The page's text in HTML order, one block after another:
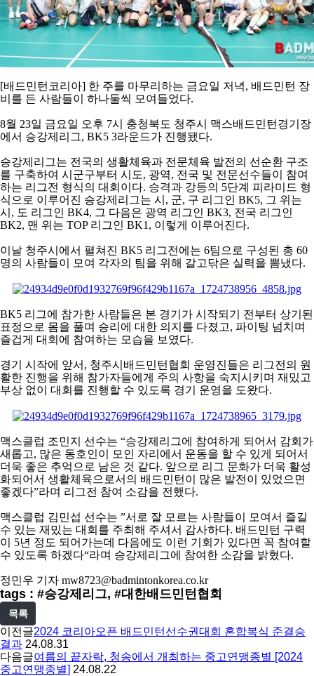
[배드민턴코리아] 한 주를 마무리하는 금요일 저녁, 배드민턴 장
비를 든 사람들이 하나둘씩 모여들었다.
8월 23일 금요일 오후 7시 충청북도 청주시 맥스배드민턴경기장
에서 승강제리그, BK5 3라운드가 진행됐다.
승강제리그는 전국의 생활체육과 전문체육 발전의 선순환 구조
를 구축하여 시군구부터 시도, 광역, 전국 및 전문선수들이 참여
하는 리그전 형식의 대회이다. 승격과 강등의 5단계 피라미드 형
식으로 이루어진 승강제리그는 시 , 군, 구 리그인 BK5, 그 위는
시 , 도 리그인 BK4, 그 다음은 광역 리그인 BK3, 전국 리그인
BK2, 맨 위는 TOP 리그인 BK1, 이렇게 이루어진다.
이날 청주시에서 펼쳐진 BK5 리그전에는 6팀으로 구성된 총 60
명의 사람들이 모여 각자의 팀을 위해 갈고닦은 실력을 뽐냈다.
BK5 리그에 참가한 사람들은 본 경기가 시작되기 전부터 상기된
표정으로 몸을 풀며 승리에 대한 의지를 다졌고, 파이팅 넘치며
즐겁게 대회에 참여하는 모습을 보였다.
경기 시작에 앞서 , 청주시배드민턴협회 운영진들은 리그전의 원
활한 진행을 위해 참가자들에게 주의 사항을 숙지시키며 재밌고
부상 없이 대회를 진행할 수 있도록 경기 운영을 도왔다.
맥스클럽 조민지 선수는 “승강제리그에 참여하게 되어서 감회가
새롭고, 많은 동호인이 모인 자리에서 운동을 할 수 있게 되어서
더욱 좋은 추억으로 남은 것 같다. 앞으로 리그 문화가 더욱 활성
화되어서 생활체육으로서의 배드민턴이 많은 발전이 있었으면
좋겠다”라며 리그전 참여 소감을 전했다.
맥스클럽 김민섭 선수는 ”서로 잘 모르는 사람들이 모여서 즐길
수 있는 재밌는 대회를 주최해 주셔서 감사하다. 배드민턴 구력
이 5년 정도 되어가는데 다음에도 이런 기회가 있다면 꼭 참여할
수 있도록 하겠다“라며 승강제리그에 참여한 소감을 밝혔다.
정민우 기자 mw8723@badmintonkorea.co.kr
tags : #승강제리그, #대한배드민턴협회
목록
이전글2024 코리아오픈 배드민턴선수권대회 혼합복식 준결승
결과 24.08.31
다음글여름의 끝자락, 청송에서 개최하는 중고연맹종별 [2024
중고연맹종별] 24.08.22